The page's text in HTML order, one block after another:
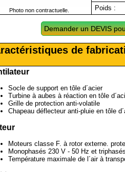
Photo non contractuelle.
Poids :
Demander un DEVIS
de
Socle de support en tôle d´acier
Turbine à aubes à réaction en tôle
Grille de protection anti-volatile
Chapeau déflecteur anti-pluie en tôle
Moteurs classe F. à rotor externe.
Monophasés 230 V - 50 Hz et
Température maximale de l´air à